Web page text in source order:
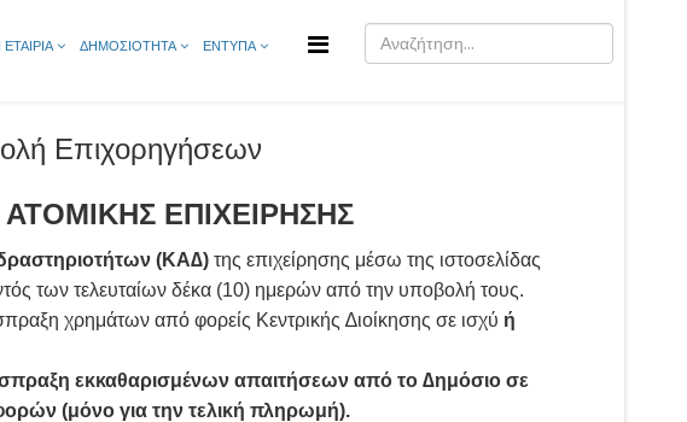
ΕΤΑΙΡΙΑ ΔΗΜΟΣΙΟΤΗΤΑ ΕΝΤΥΠΑ
Επιχορηγήσεων
ΑΤΟΜΙΚΗΣ ΕΠΙΧΕΙΡΗΣΗΣ
(ΚΑ∆) της επιχείρησης μέσω της ιστοσελίδας
των τελευταίων δέκα (10) ημερών από την υποβολή τους.
χρημάτων από φορείς Κεντρικής ∆ιοίκησης σε ισχύ ή
εκκαθαρισμένων απαιτήσεων από το ∆ημόσιο σε
(μόνο για την τελική πληρωμή).